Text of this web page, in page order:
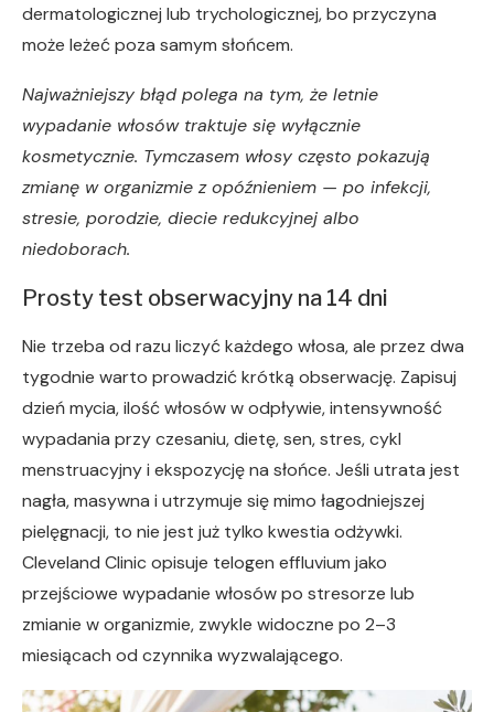
dermatologicznej lub trychologicznej, bo przyczyna
może leżeć poza samym słońcem.
Najważniejszy błąd polega na tym, że letnie
wypadanie włosów traktuje się wyłącznie
kosmetycznie. Tymczasem włosy często pokazują
zmianę w organizmie z opóźnieniem — po infekcji,
stresie, porodzie, diecie redukcyjnej albo
niedoborach.
Prosty test obserwacyjny na 14 dni
Nie trzeba od razu liczyć każdego włosa, ale przez dwa
tygodnie warto prowadzić krótką obserwację. Zapisuj
dzień mycia, ilość włosów w odpływie, intensywność
wypadania przy czesaniu, dietę, sen, stres, cykl
menstruacyjny i ekspozycję na słońce. Jeśli utrata jest
nagła, masywna i utrzymuje się mimo łagodniejszej
pielęgnacji, to nie jest już tylko kwestia odżywki.
Cleveland Clinic opisuje telogen effluvium jako
przejściowe wypadanie włosów po stresorze lub
zmianie w organizmie, zwykle widoczne po 2–3
miesiącach od czynnika wyzwalającego.